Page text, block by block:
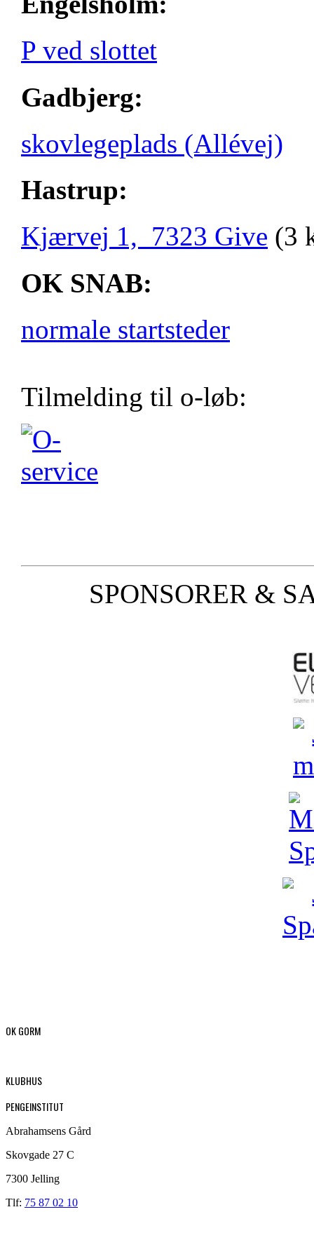
P ved slottet
Gadbjerg:
skovlegeplads (Allévej)
Hastrup:
Kjærvej 1, 7323 Give (3
OK SNAB:
normale startsteder
Tilmelding til o-løb:
SPONSORER &
OK GORM
KLUBHUS
PENGEINSTITUT
Abrahamsens Gård
Skovgade 27 C
7300 Jelling
Tlf: 75 87 02 10